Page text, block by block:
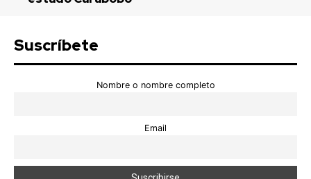
Suscríbete
Nombre o nombre completo
Email